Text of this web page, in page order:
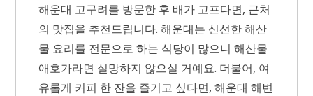
해운대 고구려를 방문한 후 배가 고프다면, 근처
의 맛집을 추천드립니다. 해운대는 신선한 해산
물 요리를 전문으로 하는 식당이 많으니 해산물
애호가라면 실망하지 않으실 거예요. 더불어, 여
유롭게 커피 한 잔을 즐기고 싶다면, 해운대 해변